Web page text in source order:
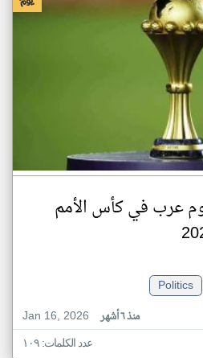
7 نجوم عرب في كأس الأمم
Politics
Jan 16, 2026
منذ ٦ أشهر
عدد الكلمات: ١٠٩